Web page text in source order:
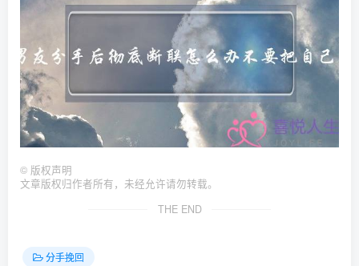
© 版权声明
文章版权归作者所有，未经允许请勿转载。
THE END
分手挽回